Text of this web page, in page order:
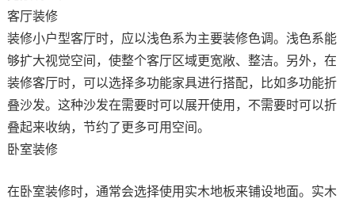
客厅装修
装修小户型客厅时，应以浅色系为主要装修色调。浅色系能
够扩大视觉空间，使整个客厅区域更宽敞、整洁。另外，在
装修客厅时，可以选择多功能家具进行搭配，比如多功能折
叠沙发。这种沙发在需要时可以展开使用，不需要时可以折
叠起来收纳，节约了更多可用空间。
卧室装修
在卧室装修时，通常会选择使用实木地板来铺设地面。实木